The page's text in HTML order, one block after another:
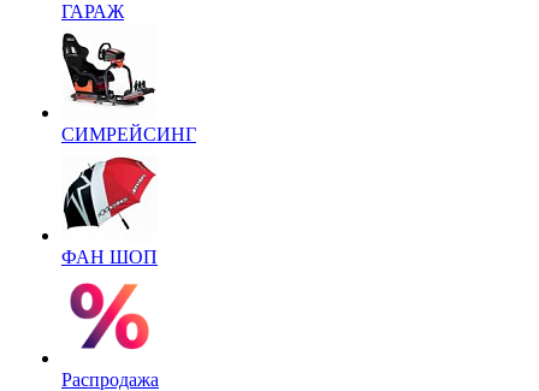
ГАРАЖ
СИМРЕЙСИНГ
ФАН ШОП
Распродажа